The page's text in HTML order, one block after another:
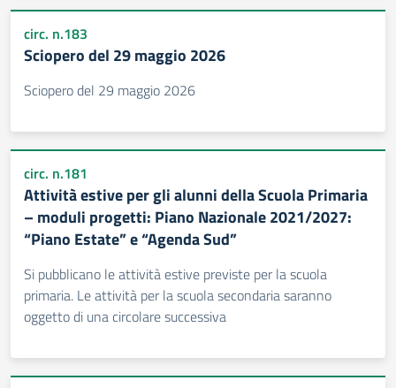
circ. n.183
Sciopero del 29 maggio 2026
Sciopero del 29 maggio 2026
circ. n.181
Attività estive per gli alunni della Scuola Primaria
– moduli progetti: Piano Nazionale 2021/2027:
“Piano Estate” e “Agenda Sud”
Si pubblicano le attività estive previste per la scuola
primaria. Le attività per la scuola secondaria saranno
oggetto di una circolare successiva